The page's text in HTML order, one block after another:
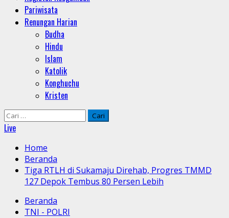
Pariwisata
Renungan Harian
Budha
Hindu
Islam
Katolik
Konghuchu
Kristen
Cari
untuk:
Live
Home
Beranda
Tiga RTLH di Sukamaju Direhab, Progres TMMD
127 Depok Tembus 80 Persen Lebih
Beranda
TNI - POLRI